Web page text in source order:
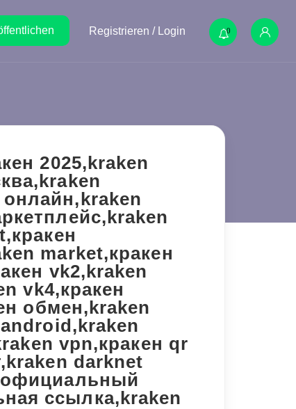
Registrieren / Login 0
2025,kraken
market,кракен
vk2,kraken
vk4,кракен
обмен,kraken
vpn,кракен qr
darknet
официальный
ссылка,kraken